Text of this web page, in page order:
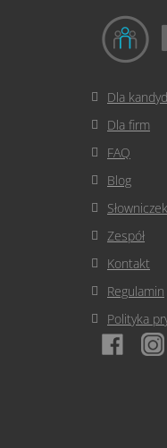
Dla
Dla firm
FAQ
Blog
Zespół
Kontakt
Regulamin
Polityka